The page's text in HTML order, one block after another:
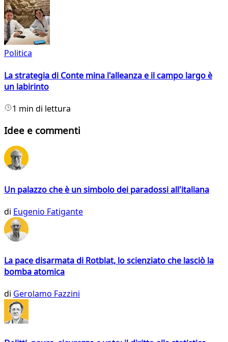
Politica
La strategia di Conte mina l'alleanza e il campo largo è
un labirinto
1 min di lettura
Idee e commenti
Un palazzo che è un simbolo dei paradossi all'italiana
di Eugenio Fatigante
La pace disarmata di Rotblat, lo scienziato che lasciò la
bomba atomica
di Gerolamo Fazzini